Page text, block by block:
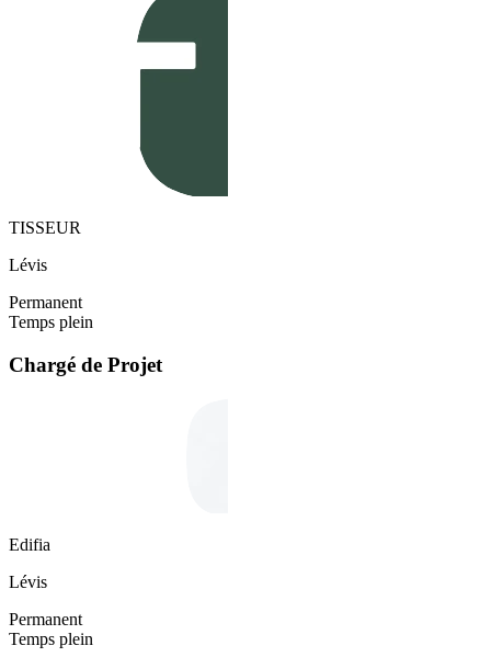
TISSEUR
Lévis
Permanent
Temps plein
Chargé de Projet
Edifia
Lévis
Permanent
Temps plein